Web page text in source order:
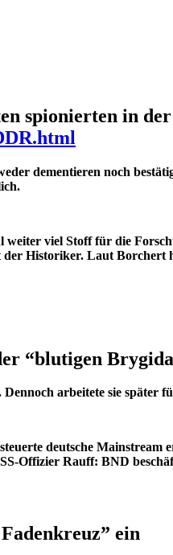
spionierten in
dementieren noch
viel Stoff für die
Historiker. Laut
“blutigen
arbeitete sie
deutsche
Offizier Rauff: BND
ein